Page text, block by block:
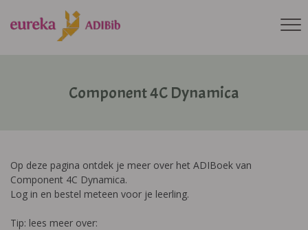
Component 4C Dynamica
Op deze pagina ontdek je meer over het ADIBoek van
Component 4C Dynamica.
Log in en bestel meteen voor je leerling.
Tip: lees meer over: